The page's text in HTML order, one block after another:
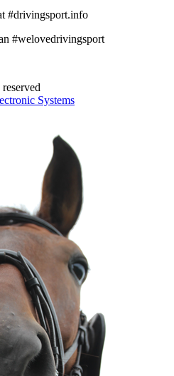
#drivingsport.info
#welovedrivingsport
Systems